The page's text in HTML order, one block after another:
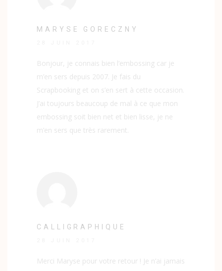
MARYSE GORECZNY
Bonjour, je connais bien l’embossing car je
m’en sers depuis 2007. Je fais du
Scrapbooking et on s’en sert à cette occasion.
J’ai toujours beaucoup de mal à ce que mon
embossing soit bien net et bien lisse, je ne
m’en sers que très rarement.
CALLIGRAPHIQUE
Merci Maryse pour votre retour ! Je n’ai jamais